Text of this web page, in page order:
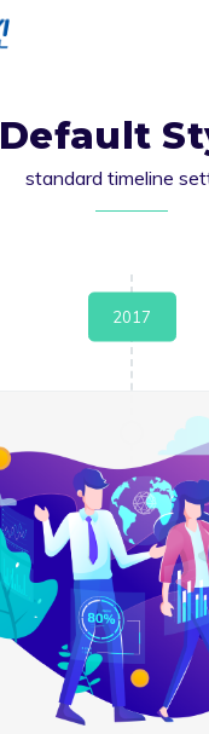
Default
standard timeline
2017